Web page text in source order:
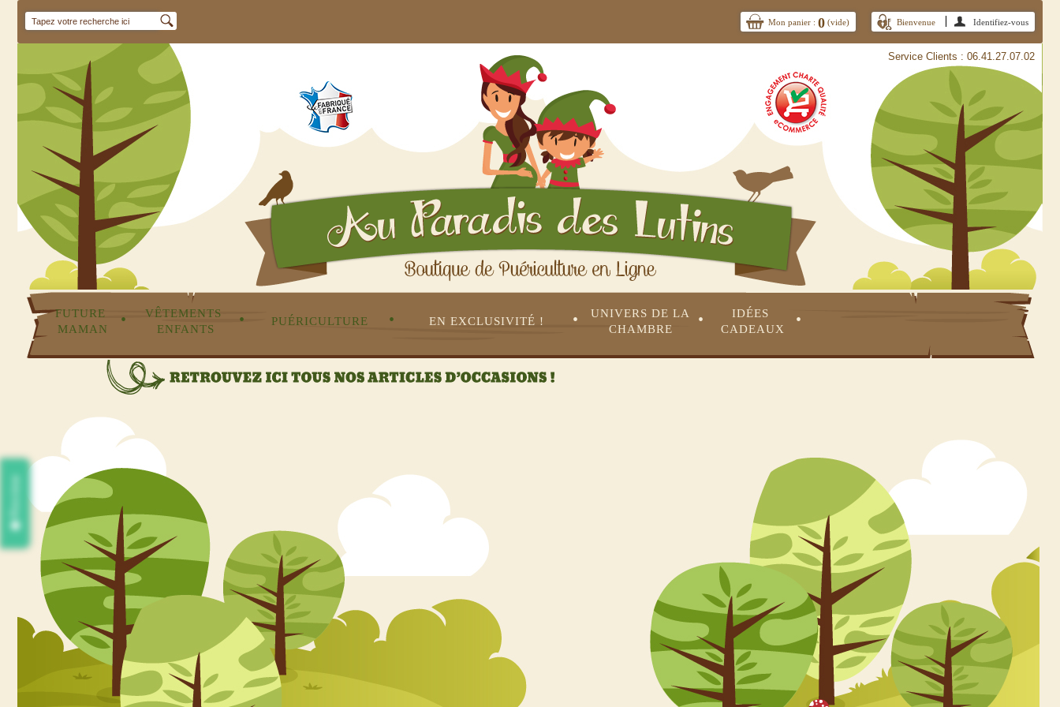
Mon panier : 0 (vide) Bienvenue Identifiez-vous
Service Clients : 06.41.27.07.02
FUTURE
MAMAN
•
VÊTEMENTS
ENFANTS
• PUÉRICULTURE • EN EXCLUSIVITÉ ! •
UNIVERS DE LA
CHAMBRE
•
IDÉES
CADEAUX
•